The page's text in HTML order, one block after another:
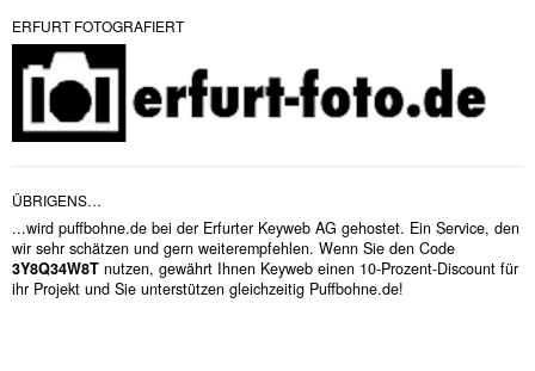
ERFURT FOTOGRAFIERT
ÜBRIGENS…
...wird puffbohne.de bei der Erfurter Keyweb AG gehostet. Ein Service, den
wir sehr schätzen und gern weiterempfehlen. Wenn Sie den Code
3Y8Q34W8T nutzen, gewährt Ihnen Keyweb einen 10-Prozent-Discount für
ihr Projekt und Sie unterstützen gleichzeitig Puffbohne.de!